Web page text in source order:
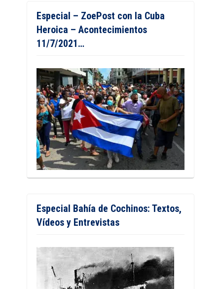
Especial – ZoePost con la Cuba
Heroica – Acontecimientos
11/7/2021…
Especial Bahía de Cochinos: Textos,
Vídeos y Entrevistas